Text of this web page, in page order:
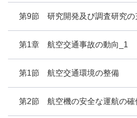
第9節 研究開発及び調査研究の
第1章 航空交通事故の動向_1
第1節 航空交通環境の整備
第2節 航空機の安全な運航の確